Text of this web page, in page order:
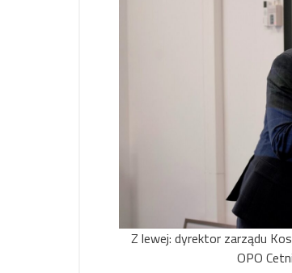
Z lewej: dyrektor zarządu
OPO